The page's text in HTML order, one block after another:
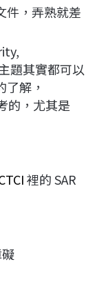
件，弄熟就差
題其實都可以
解，
的，尤其是
裡的 SAR